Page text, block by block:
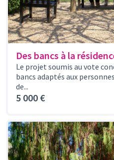
Des bancs à la
Le projet soumis au vote
bancs adaptés aux
de...
5 000 €